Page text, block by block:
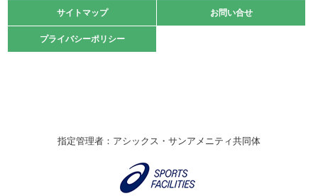
緑ケ丘体育館
2021.10.23
卓球選手権大会ラージボールの部開催☆
伊丹市総合体育大会 バレーボール大会が開催されました
サイトマップ お問い合せ
プライバシーポリシー
サイトマップ お問い合せ
プライバシーポリシー
指定管理者：アシックス・サンアメニティ共同体